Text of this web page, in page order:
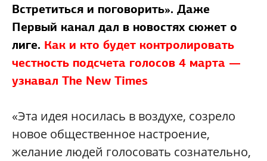
Встретиться и поговорить». Даже
Первый канал дал в новостях сюжет о
лиге. Как и кто будет контролировать
честность подсчета голосов 4 марта —
узнавал The New Times
«Эта идея носилась в воздухе, созрело
новое общественное настроение,
желание людей голосовать сознательно,